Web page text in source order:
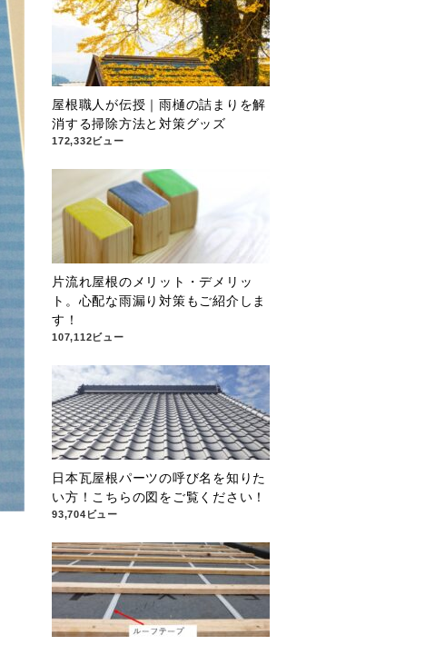
屋根職人が伝授｜雨樋の詰まりを解
消する掃除方法と対策グッズ
172,332ビュー
片流れ屋根のメリット・デメリッ
ト。心配な雨漏り対策もご紹介しま
す！
107,112ビュー
日本瓦屋根パーツの呼び名を知りた
い方！こちらの図をご覧ください！
93,704ビュー